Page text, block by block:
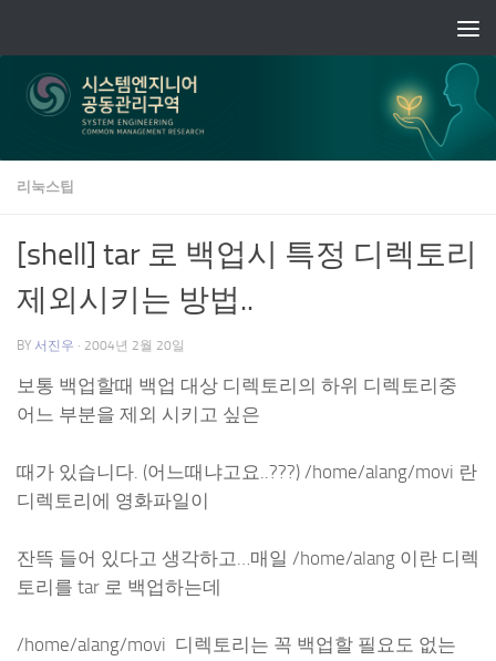
리눅스팁
[shell] tar 로 백업시 특정 디렉토리
제외시키는 방법..
BY 서진우 · 2004년 2월 20일
보통 백업할때 백업 대상 디렉토리의 하위 디렉토리중
어느 부분을 제외 시키고 싶은
때가 있습니다. (어느때냐고요..???) /home/alang/movi 란
디렉토리에 영화파일이
잔뜩 들어 있다고 생각하고…매일 /home/alang 이란 디렉
토리를 tar 로 백업하는데
/home/alang/movi 디렉토리는 꼭 백업할 필요도 없는